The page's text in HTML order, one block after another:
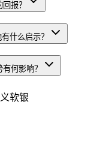
报？
什么启示？
何影响？
软银